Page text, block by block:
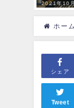
2021年10
ホーム
シェア
Tweet